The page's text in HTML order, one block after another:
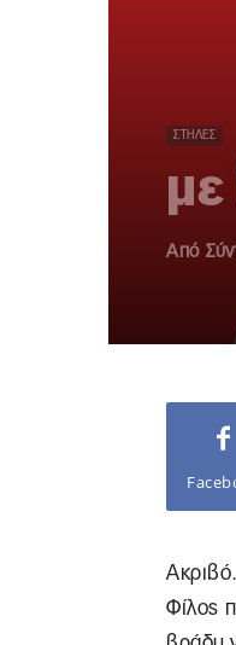
ΣΤΉΛΕΣ
με
Από
Φίλος